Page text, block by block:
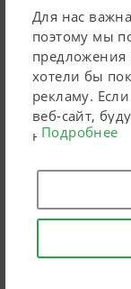
Для нас
поэтому мы
хотели бы
рекламу.
веб-сайт,
необходимые
случае, если
на все»). Вы
Подробнее